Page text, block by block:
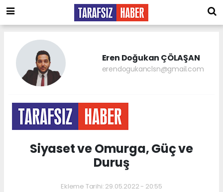
Eren Doğukan ÇÖLAŞAN
erendogukanclsn@gmail.com
Siyaset ve Omurga, Güç ve
Duruş
Ekleme Tarihi: 29.05.2022 - 20:55